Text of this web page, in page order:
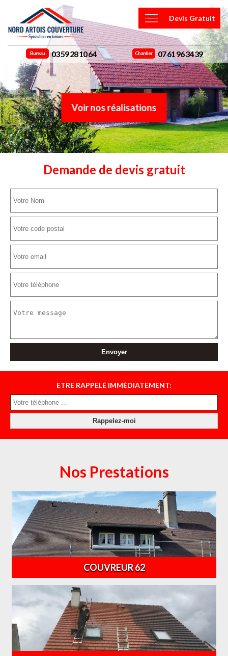
Devis Gratuit
Bureau 03 59 28 10 64 Chantier 07 61 96 34 39
Voir nos réalisations
Demande de devis gratuit
ETRE RAPPELÉ IMMÉDIATEMENT:
Nos Prestations
COUVREUR 62